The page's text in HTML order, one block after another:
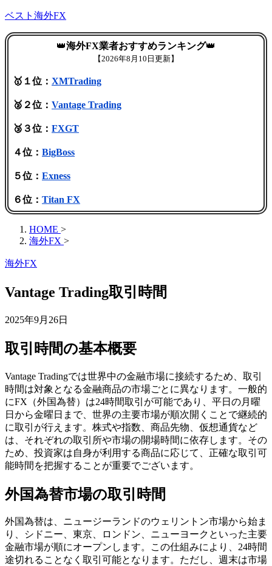
ベスト海外FX
👑海外FX業者おすすめランキング👑
【2026年8月10日更新】
🥇１位： XMTrading
🥈２位： Vantage Trading
🥉３位： FXGT
４位： BigBoss
５位： Exness
６位： Titan FX
HOME >
海外FX >
海外FX
Vantage Trading取引時間
2025年9月26日
取引時間の基本概要
Vantage Tradingでは世界中の金融市場に接続するため、取引
時間は対象となる金融商品の市場ごとに異なります。一般的
にFX（外国為替）は24時間取引が可能であり、平日の月曜
日から金曜日まで、世界の主要市場が順次開くことで継続的
に取引が行えます。株式や指数、商品先物、仮想通貨など
は、それぞれの取引所や市場の開場時間に依存します。その
ため、投資家は自身が利用する商品に応じて、正確な取引可
能時間を把握することが重要でございます。
外国為替市場の取引時間
外国為替は、ニュージーランドのウェリントン市場から始ま
り、シドニー、東京、ロンドン、ニューヨークといった主要
金融市場が順にオープンします。この仕組みにより、24時間
途切れることなく取引可能となります。ただし、週末は市場